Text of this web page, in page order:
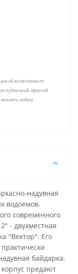
об ассортименте
публичной офертой
любую
надувная
водоемов.
современного
- двухместная
"Вектор". Его
байдарка.
предают